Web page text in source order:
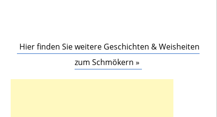
Hier finden Sie weitere Geschichten & Weisheiten
zum Schmökern »